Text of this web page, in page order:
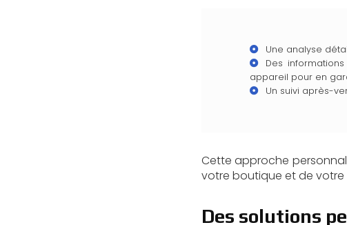
Une analyse
Des
appareil pour en
Un suivi après-
Cette approche
votre boutique et de
Des solutions